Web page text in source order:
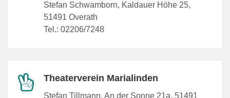
Stefan Schwamborn, Kaldauer Höhe 25,
51491 Overath
Tel.: 02206/7248
Theaterverein Marialinden
Stefan Tillmann, An der Sonne 21a, 51491